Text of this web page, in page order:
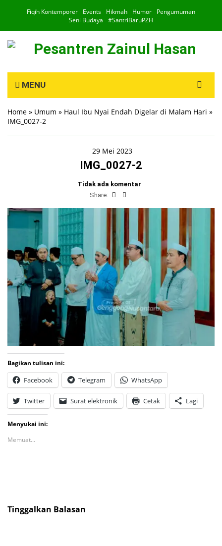
Fiqih Kontemporer Events Hikmah Humor
Pengumuman
Seni Budaya
#SantriBaruPZH
MENU
Home » Umum » Haul Ibu Nyai Endah Digelar di Malam Hari »
IMG_0027-2
29 Mei 2023
IMG_0027-2
Tidak ada komentar
Share:
Bagikan tulisan ini:
Facebook Telegram WhatsApp
Twitter Surat elektronik Cetak Lagi
Menyukai ini:
Memuat...
Tinggalkan Balasan